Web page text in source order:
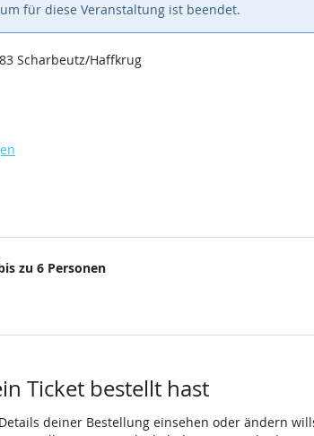
für diese Veranstaltung ist beendet.
Scharbeutz/Haffkrug
zu 6 Personen
Ticket bestellt hast
deiner Bestellung einsehen oder ändern